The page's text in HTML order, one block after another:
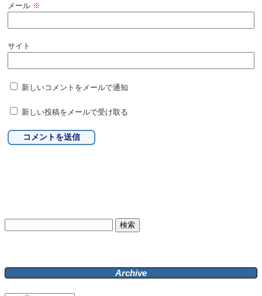
メール ※
サイト
新しいコメントをメールで通知
新しい投稿をメールで受け取る
Archive